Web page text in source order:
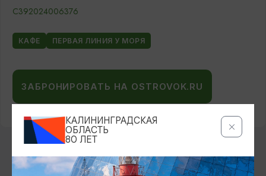
С392024006376
КАФЕ ПЕРВАЯ ЛИНИЯ У МОРЯ
ЗАБРОНИРОВАТЬ НА OSTROVOK.RU
КАЛИНИНГРАДСКАЯ
ОБЛАСТЬ
80 ЛЕТ